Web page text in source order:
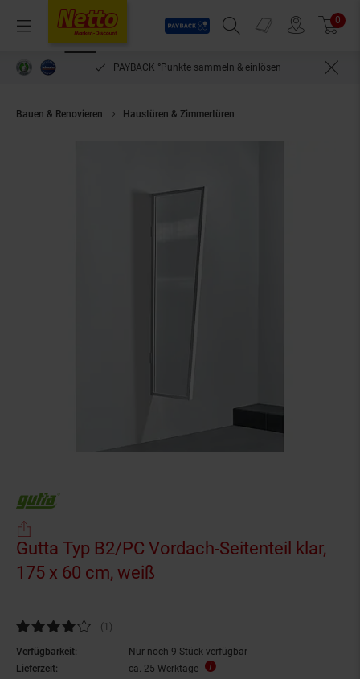
Menü
Payback
Suchfeld einblenden
Prospekte 0
PAYBACK °Punkte sammeln & einlösen
Bauen & Renovieren Haustüren & Zimmertüren
Gutta Typ B2/PC Vordach-Seitenteil klar,
175 x 60 cm, weiß
Kundenbewertung: 4 von 5 Sternen
(1 Kundenbewertungen
)
Verfügbarkeit:
Nur noch 9 Stück verfügbar
Lieferzeit:
ca. 25 Werktage